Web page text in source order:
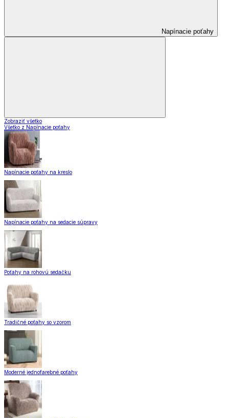
Napínacie poťahy
Zobraziť všetko
Všetko z Napínacie poťahy
Napínacie poťahy na kreslo
Napínacie poťahy na sedacie súpravy
Poťahy na rohovú sedačku
Tradičné poťahy so vzorom
Moderné jednofarebné poťahy